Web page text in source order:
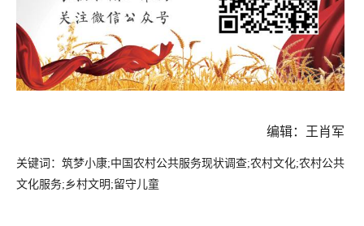
编辑：王肖军
关键词：筑梦小康;中国农村公共服务现状调查;农村文化;农村公共
文化服务;乡村文明;留守儿童